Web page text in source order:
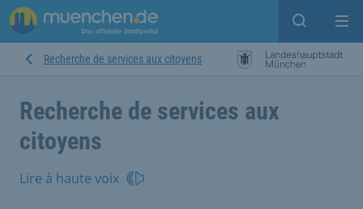
Open
Recherche de services aux citoyens
Recherche de services aux
citoyens
Lire à haute voix